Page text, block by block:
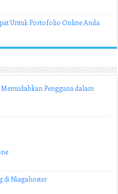
Untuk Portofolio Online Anda
Pengguna dalam
di Niagahoster